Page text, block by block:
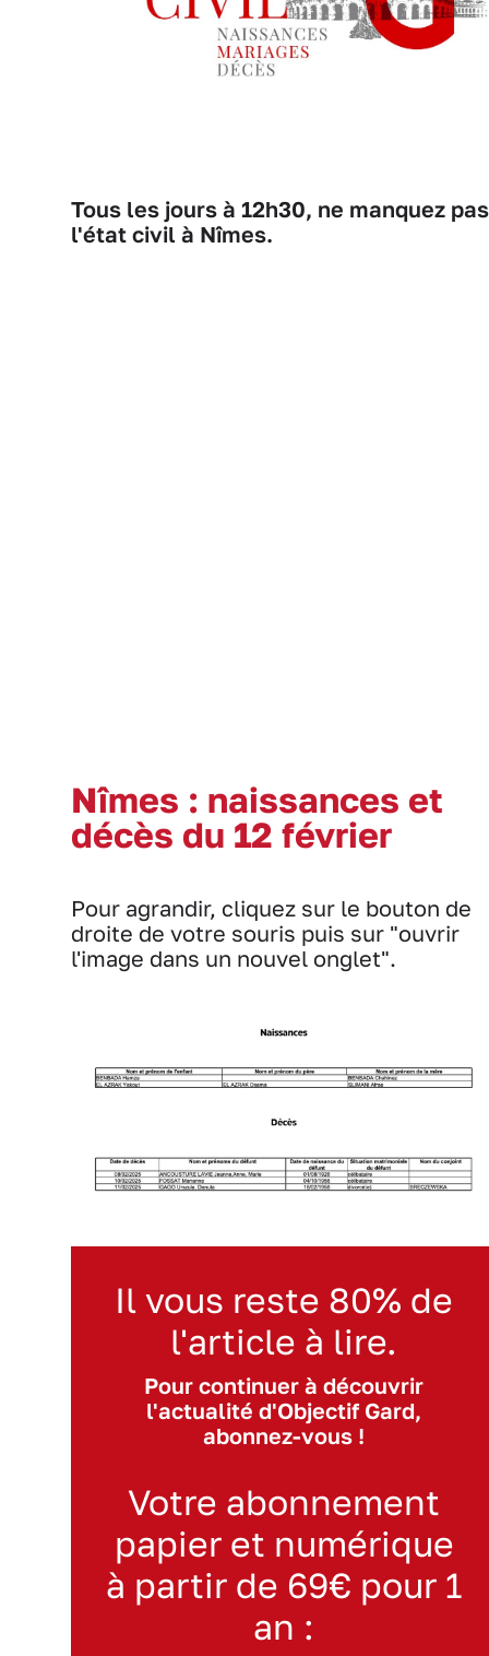
Tous les jours à 12h30, ne manquez pas
l'état civil à Nîmes.
Nîmes : naissances et
décès du 12 février
Pour agrandir, cliquez sur le bouton de
droite de votre souris puis sur "ouvrir
l'image dans un nouvel onglet".
Il vous reste 80% de
l'article à lire.
Pour continuer à découvrir
l'actualité d'Objectif Gard,
abonnez-vous !
Votre abonnement
papier et numérique
à partir de 69€ pour 1
an :